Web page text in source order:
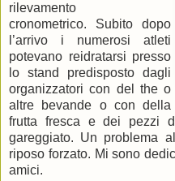
rilevamento
cronometrico. Subito dopo
l’arrivo i numerosi atleti
potevano reidratarsi presso
lo stand predisposto dagli
organizzatori con del the o
altre bevande o con della
frutta fresca e dei pezzi
gareggiato. Un problema
riposo forzato. Mi sono
amici.